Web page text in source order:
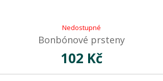
Nedostupné
Bonbónové prsteny
102 Kč